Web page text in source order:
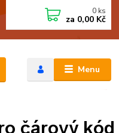
Menu
0 ks
za 0,00 Kč